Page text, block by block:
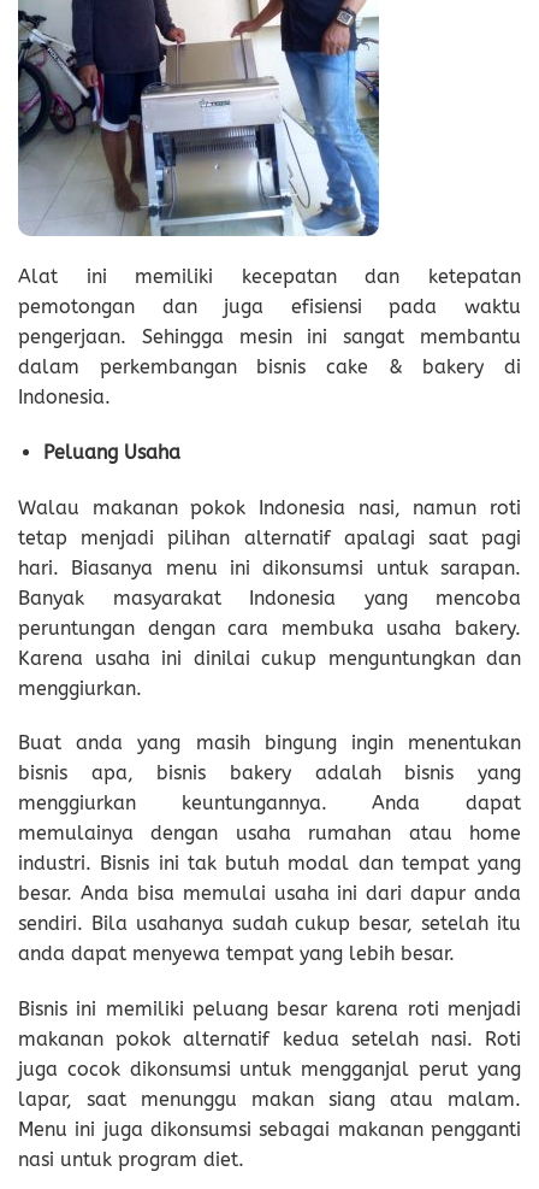
Alat ini memiliki kecepatan dan ketepatan
pemotongan dan juga efisiensi pada waktu
pengerjaan. Sehingga mesin ini sangat membantu
dalam perkembangan bisnis cake & bakery di
Indonesia.
Peluang Usaha
Walau makanan pokok Indonesia nasi, namun roti
tetap menjadi pilihan alternatif apalagi saat pagi
hari. Biasanya menu ini dikonsumsi untuk sarapan.
Banyak masyarakat Indonesia yang mencoba
peruntungan dengan cara membuka usaha bakery.
Karena usaha ini dinilai cukup menguntungkan dan
menggiurkan.
Buat anda yang masih bingung ingin menentukan
bisnis apa, bisnis bakery adalah bisnis yang
menggiurkan keuntungannya. Anda dapat
memulainya dengan usaha rumahan atau home
industri. Bisnis ini tak butuh modal dan tempat yang
besar. Anda bisa memulai usaha ini dari dapur anda
sendiri. Bila usahanya sudah cukup besar, setelah itu
anda dapat menyewa tempat yang lebih besar.
Bisnis ini memiliki peluang besar karena roti menjadi
makanan pokok alternatif kedua setelah nasi. Roti
juga cocok dikonsumsi untuk mengganjal perut yang
lapar, saat menunggu makan siang atau malam.
Menu ini juga dikonsumsi sebagai makanan pengganti
nasi untuk program diet.